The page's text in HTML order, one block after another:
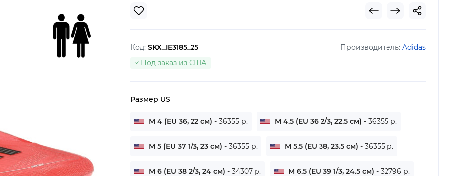
Код: SKX_IE3185_25 Производитель: Adidas
Под заказ из США
Размер US
M 4 (EU 36, 22 см) - 36355 р. M 4.5 (EU 36 2/3, 22.5 см) - 36355 р.
M 5 (EU 37 1/3, 23 см) - 36355 р. M 5.5 (EU 38, 23.5 см) - 36355 р.
M 6 (EU 38 2/3, 24 см) - 34307 р. M 6.5 (EU 39 1/3, 24.5 см) - 32796 р.